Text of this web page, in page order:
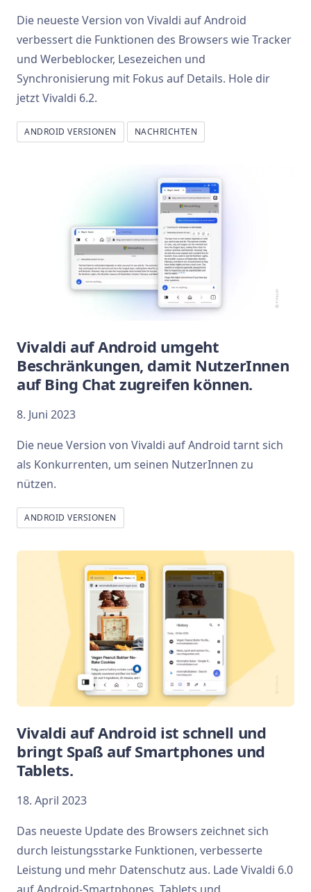
Die neueste Version von Vivaldi auf Android
verbessert die Funktionen des Browsers wie Tracker
und Werbeblocker, Lesezeichen und
Synchronisierung mit Fokus auf Details. Hole dir
jetzt Vivaldi 6.2.
ANDROID VERSIONEN NACHRICHTEN
Vivaldi auf Android umgeht
Beschränkungen, damit NutzerInnen
auf Bing Chat zugreifen können.
8. Juni 2023
Die neue Version von Vivaldi auf Android tarnt sich
als Konkurrenten, um seinen NutzerInnen zu
nützen.
ANDROID VERSIONEN
Vivaldi auf Android ist schnell und
bringt Spaß auf Smartphones und
Tablets.
18. April 2023
Das neueste Update des Browsers zeichnet sich
durch leistungsstarke Funktionen, verbesserte
Leistung und mehr Datenschutz aus. Lade Vivaldi 6.0